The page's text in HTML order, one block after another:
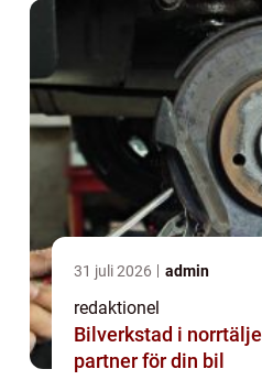
31 juli 2026 admin
redaktionel
Bilverkstad i norrtälje så väljer du rätt
partner för din bil